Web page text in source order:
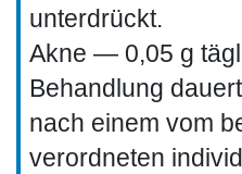
unterdrückt.
Akne — 0,05 g
Behandlung
nach einem vom
verordneten